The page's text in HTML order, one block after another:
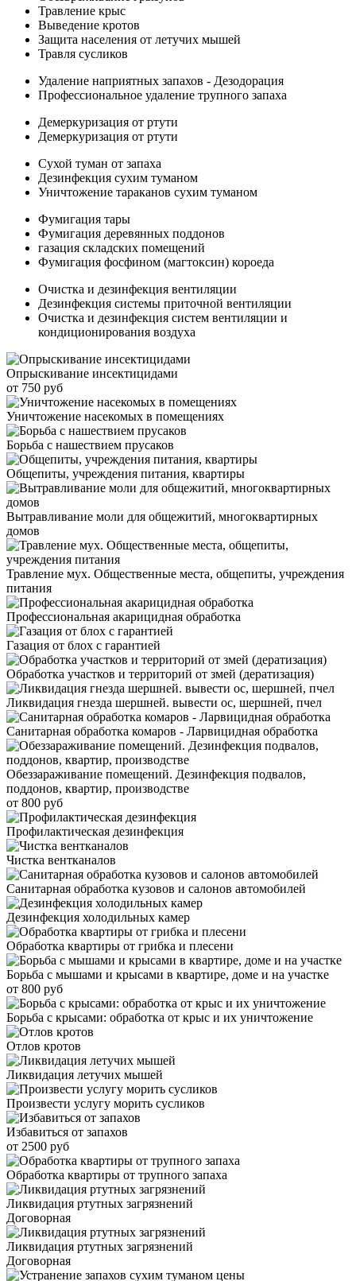
Травление крыс
Выведение кротов
Защита населения от летучих мышей
Травля сусликов
Удаление наприятных запахов - Дезодорация
Профессиональное удаление трупного запаха
Демеркуризация от ртути
Демеркуризация от ртути
Сухой туман от запаха
Дезинфекция сухим туманом
Уничтожение тараканов сухим туманом
Фумигация тары
Фумигация деревянных поддонов
газация складских помещений
Фумигация фосфином (магтоксин) короеда
Очистка и дезинфекция вентиляции
Дезинфекция системы приточной вентиляции
Очистка и дезинфекция систем вентиляции и
кондиционирования воздуха
Опрыскивание инсектицидами
от 750 руб
Уничтожение насекомых в помещениях
Борьба с нашествием прусаков
Общепиты, учреждения питания, квартиры
Вытравливание моли для общежитий, многоквартирных
домов
Травление мух. Общественные места, общепиты, учреждения
питания
Профессиональная акарицидная обработка
Газация от блох с гарантией
Обработка участков и территорий от змей (дератизация)
Ликвидация гнезда шершней. вывести ос, шершней, пчел
Санитарная обработка комаров - Ларвицидная обработка
Обеззараживание помещений. Дезинфекция подвалов,
поддонов, квартир, производстве
от 800 руб
Профилактическая дезинфекция
Чистка вентканалов
Санитарная обработка кузовов и салонов автомобилей
Дезинфекция холодильных камер
Обработка квартиры от грибка и плесени
Борьба с мышами и крысами в квартире, доме и на участке
от 800 руб
Борьба с крысами: обработка от крыс и их уничтожение
Отлов кротов
Ликвидация летучих мышей
Произвести услугу морить сусликов
Избавиться от запахов
от 2500 руб
Обработка квартиры от трупного запаха
Ликвидация ртутных загрязнений
Договорная
Ликвидация ртутных загрязнений
Договорная